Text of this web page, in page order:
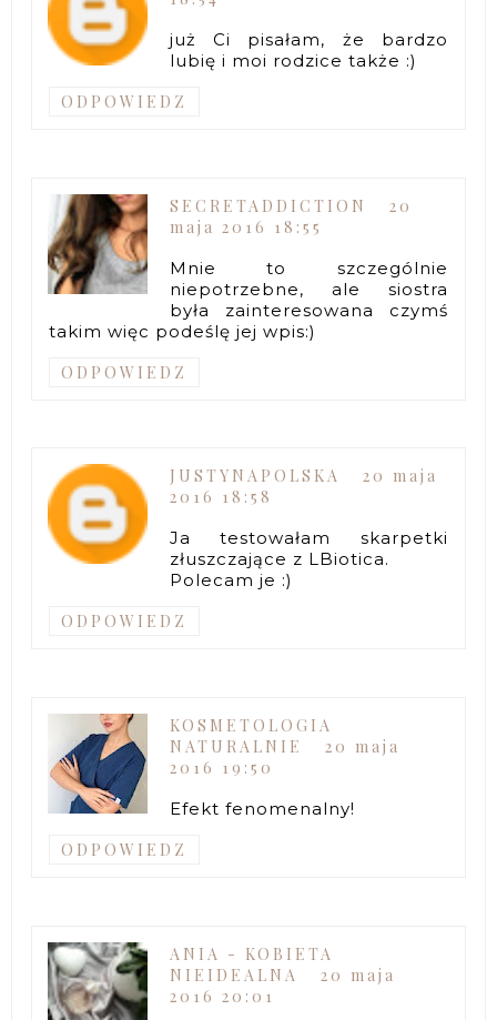
już Ci pisałam, że bardzo
lubię i moi rodzice także :)
ODPOWIEDZ
SECRETADDICTION
20
maja 2016 18:55
Mnie to szczególnie
niepotrzebne, ale siostra
była zainteresowana czymś
takim więc podeślę jej wpis:)
ODPOWIEDZ
JUSTYNAPOLSKA
20 maja
2016 18:58
Ja testowałam skarpetki
złuszczające z LBiotica.
Polecam je :)
ODPOWIEDZ
KOSMETOLOGIA
NATURALNIE
20 maja
2016 19:50
Efekt fenomenalny!
ODPOWIEDZ
ANIA - KOBIETA
NIEIDEALNA
20 maja
2016 20:01